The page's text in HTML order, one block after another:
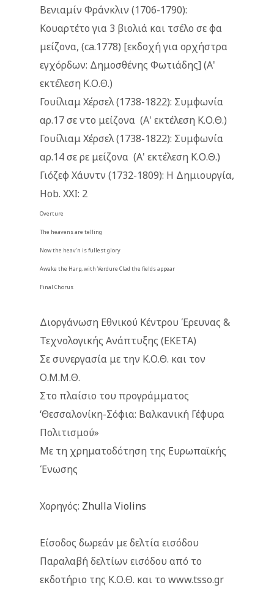
Βενιαμίν Φράνκλιν (1706-1790):
Κουαρτέτο για 3 βιολιά και τσέλο σε φα
μείζονα, (ca.1778) [εκδοχή για ορχήστρα
εγχόρδων: Δημοσθένης Φωτιάδης] (Α'
εκτέλεση Κ.Ο.Θ.)
Γουίλιαμ Χέρσελ (1738-1822): Συμφωνία
αρ.17 σε ντο μείζονα (Α' εκτέλεση Κ.Ο.Θ.)
Γουίλιαμ Χέρσελ (1738-1822): Συμφωνία
αρ.14 σε ρε μείζονα (Α' εκτέλεση Κ.Ο.Θ.)
Γιόζεφ Χάυντν (1732-1809): Η Δημιουργία,
Hob. XXI: 2
Overture
The heavens are telling
Now the heav'n is fullest glory
Awake the Harp, with Verdure Clad the fields appear
Final Chorus
Διοργάνωση Εθνικού Κέντρου Έρευνας &
Τεχνολογικής Ανάπτυξης (ΕΚΕΤΑ)
Σε συνεργασία με την Κ.Ο.Θ. και τον
Ο.Μ.Μ.Θ.
Στο πλαίσιο του προγράμματος
‘Θεσσαλονίκη-Σόφια: Βαλκανική Γέφυρα
Πολιτισμού»
Με τη χρηματοδότηση της Ευρωπαϊκής
Ένωσης
Χορηγός: Zhulla Violins
Είσοδος δωρεάν με δελτία εισόδου
Παραλαβή δελτίων εισόδου από το
εκδοτήριο της Κ.Ο.Θ. και το www.tsso.gr